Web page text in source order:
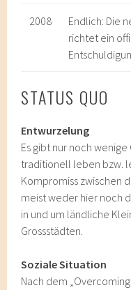
2008
Endlich: Die
richtet ein
STATUS QUO
Entwurzelung
Es gibt nur noch
traditionell leben bzw.
Kompromiss zwischen
meist weder hier noch
in und um ländliche
Grossstädten.
Soziale Situation
Nach dem